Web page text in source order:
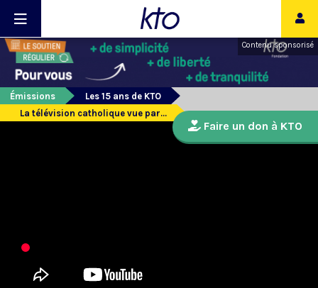
Contenu sponsorisé
Émissions
Les 15 ans de KTO
La télévision catholique vue par...
Faire un don à KTO